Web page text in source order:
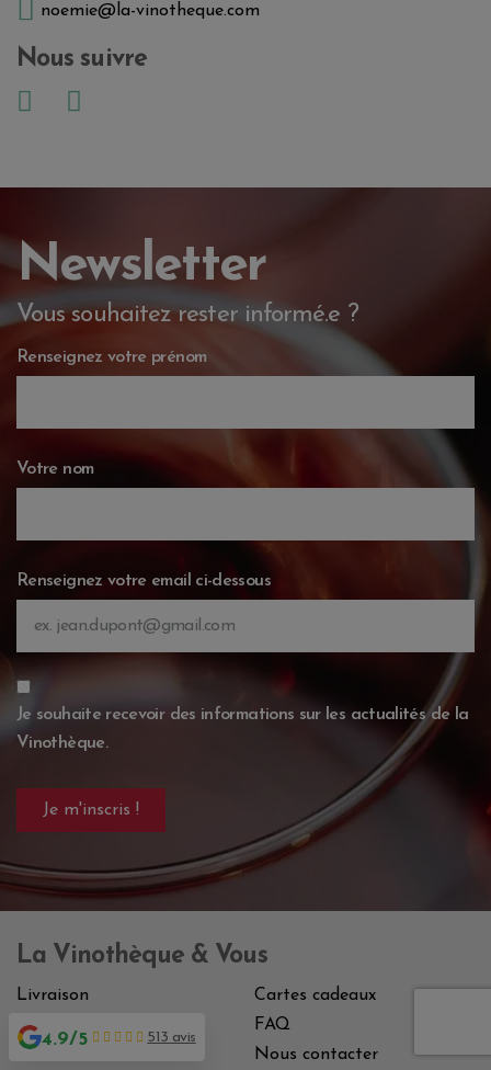
noemie@la-vinotheque.com
Nous suivre
Newsletter
Vous souhaitez rester informé.e ?
Renseignez votre prénom
Votre nom
Renseignez votre email ci-dessous
Je souhaite recevoir des informations sur les actualités de la
Vinothèque.
La Vinothèque & Vous
Livraison
Qui sommes-nous
Paiement sécurisé
Cartes cadeaux
FAQ
Nous contacter
4.9/5 513 avis